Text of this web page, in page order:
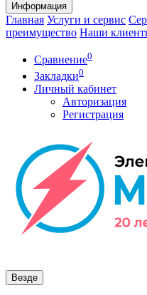
Информация
Главная Услуги и сервис
преимущество Наши
Сравнение0
Закладки0
Личный кабинет
Авторизация
Регистрация
Везде